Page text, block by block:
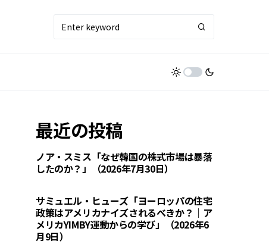
最近の投稿
ノア・スミス「なぜ韓国の株式市場は暴落
したのか？」（2026年7月30日）
サミュエル・ヒューズ「ヨーロッパの住宅
政策はアメリカナイズされるべきか？｜ア
メリカYIMBY運動からの学び」（2026年6
月9日）